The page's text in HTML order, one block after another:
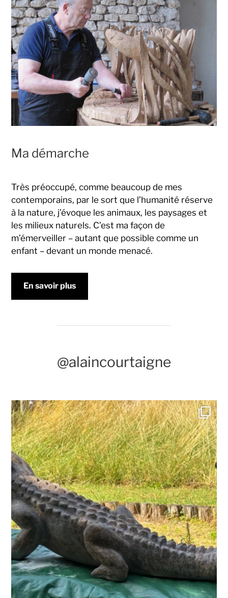
Ma démarche
Très préoccupé, comme beaucoup de mes
contemporains, par le sort que l’humanité réserve
à la nature, j’évoque les animaux, les paysages et
les milieux naturels. C’est ma façon de
m’émerveiller – autant que possible comme un
enfant – devant un monde menacé.
En savoir plus
@alaincourtaigne